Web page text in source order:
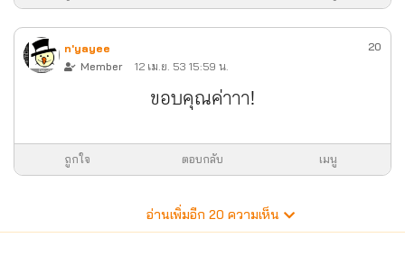
n'yayee
Member
12 เม.ย. 53 15:59 น.
20
ขอบคุณค่าาา!
ถูกใจ ตอบกลับ เมนู
อ่านเพิ่มอีก 20 ความเห็น